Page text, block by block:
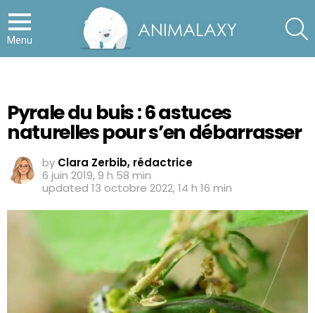
Menu
Pyrale du buis : 6 astuces
naturelles pour s’en débarrasser
by Clara Zerbib, rédactrice
6 juin 2019, 9 h 58 min
updated 13 octobre 2022, 14 h 16 min